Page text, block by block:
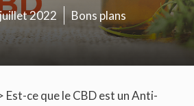
2022 Bons plans
Est-ce que le CBD est un Anti-